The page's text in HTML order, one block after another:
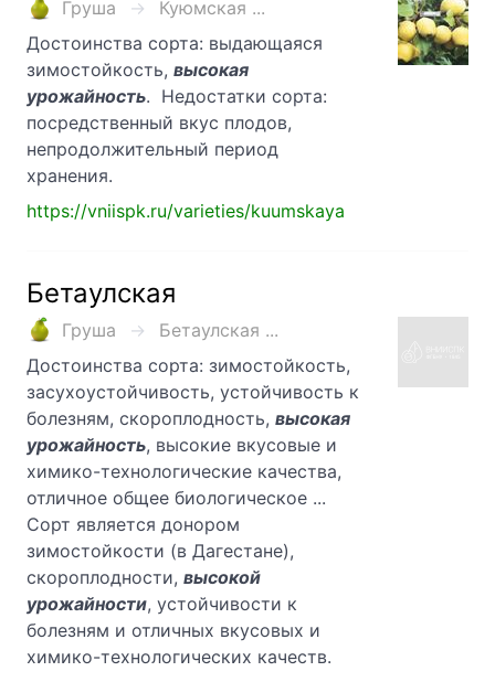
Груша
Куюмская ...
Достоинства сорта: выдающаяся
зимостойкость, высокая
урожайность. Недостатки сорта:
посредственный вкус плодов,
непродолжительный период
хранения.
https://vniispk.ru/varieties/kuumskaya
Бетаулская
Груша
Бетаулская ...
Достоинства сорта: зимостойкость,
засухоустойчивость, устой­чивость к
болезням, скороплодность, высокая
урожайность, высокие вкусо­вые и
химико-технологические качества,
отличное общее биологическое ...
Сорт является донором
зимостойкости (в Дагестане),
скороплодности, высокой
урожайности, устойчивости к
болезням и отличных вкусо­вых и
химико-технологических качеств.